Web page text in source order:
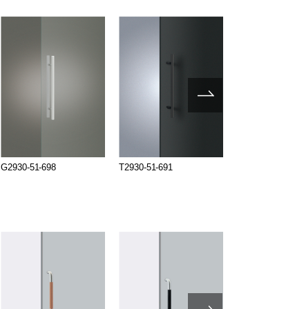
G2930-51-698 T2930-51-691